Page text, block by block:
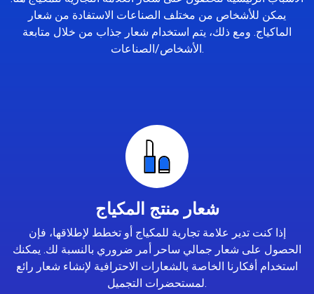
يمكن للأشخاص من مختلف الصناعات الاستفادة من شعار
الماكياج. ومع ذلك، يتم استخدام شعار جذاب من خلال متابعة
الأشخاص/الصناعات.
شعار منتج المكياج
إذا كنت تدير علامة تجارية للمكياج أو تخطط لإطلاقها، فإن
الحصول على شعار جمالي ساحر أمر ضروري بالنسبة لك. يمكنك
استخدام أفكارنا الخاصة بالشعارات الاحترافية لإنشاء شعار رائع
لمستحضرات التجميل.